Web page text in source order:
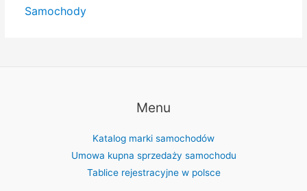
Samochody
Menu
Katalog marki samochodów
Umowa kupna sprzedaży samochodu
Tablice rejestracyjne w polsce